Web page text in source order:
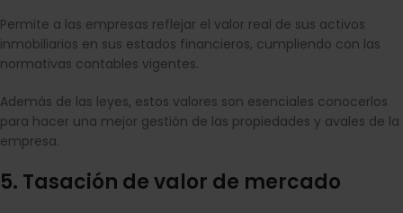
Permite a las empresas reflejar el valor real de sus activos
inmobiliarios en sus estados financieros, cumpliendo con las
normativas contables vigentes.
Además de las leyes, estos valores son esenciales conocerlos
para hacer una mejor gestión de las propiedades y avales de la
empresa.
5. Tasación de valor de mercado